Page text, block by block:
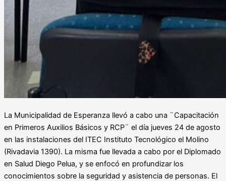
La Municipalidad de Esperanza llevó a cabo una ¨Capacitación
en Primeros Auxilios Básicos y RCP¨ el día jueves 24 de agosto
en las instalaciones del ITEC Instituto Tecnológico el Molino
(Rivadavia 1390). La misma fue llevada a cabo por el Diplomado
en Salud Diego Pelua, y se enfocó en profundizar los
conocimientos sobre la seguridad y asistencia de personas. El